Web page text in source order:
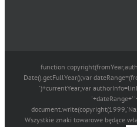
function
Date().getFullYear();var
')+currentYear;var
'+dateRange+'
Wszystkie znaki towarowe będące